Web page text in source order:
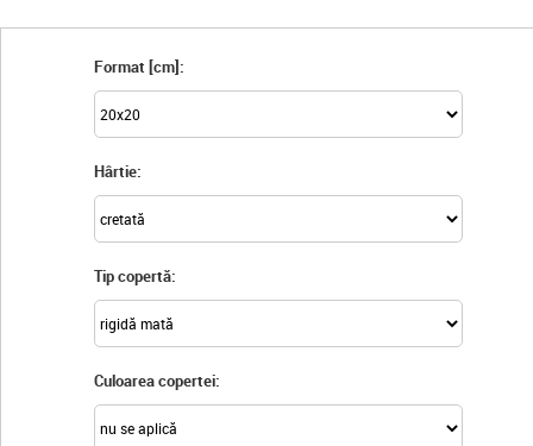
Format [cm]:
Hârtie:
Tip copertă:
Culoarea copertei: